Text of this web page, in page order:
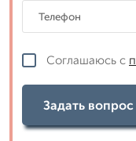
Соглашаюсь с
Задать вопрос